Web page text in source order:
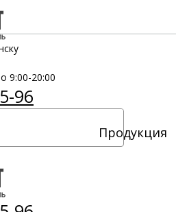
Продукция
9:00-20:00
96